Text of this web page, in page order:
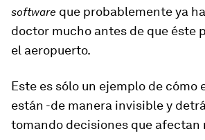
software que probablemente ya
doctor mucho antes de que éste
el aeropuerto.
Este es sólo un ejemplo de cómo
están -de manera invisible y
tomando decisiones que afectan